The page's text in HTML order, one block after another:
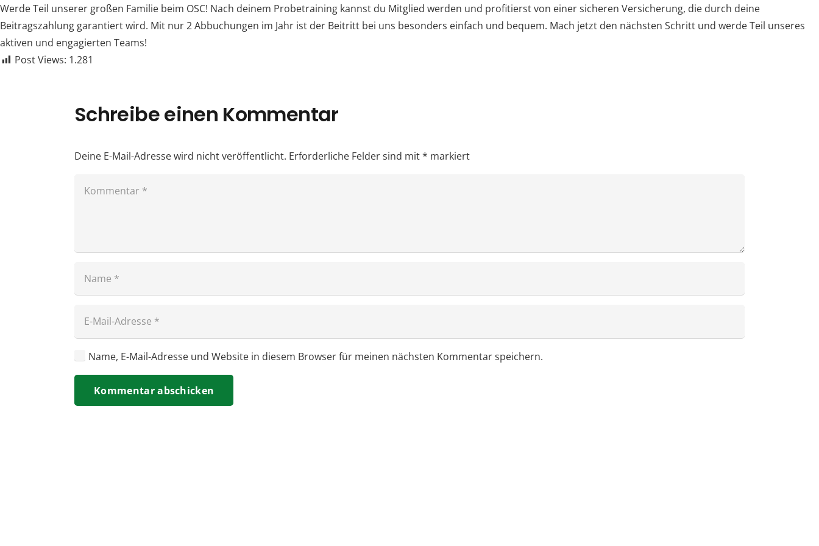
Werde Teil unserer großen Familie beim OSC! Nach deinem Probetraining kannst du Mitglied werden und profitierst von einer sicheren Versicherung, die durch deine
Beitragszahlung garantiert wird. Mit nur 2 Abbuchungen im Jahr ist der Beitritt bei uns besonders einfach und bequem. Mach jetzt den nächsten Schritt und werde Teil unseres
aktiven und engagierten Teams!
Post Views: 1.281
Schreibe einen Kommentar
Deine E-Mail-Adresse wird nicht veröffentlicht. Erforderliche Felder sind mit* markiert
Name, E-Mail-Adresse und Website in diesem Browser für meinen nächsten Kommentar speichern.
Kommentar abschicken